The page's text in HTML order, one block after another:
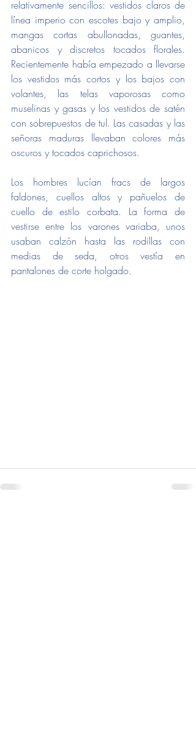
relativamente sencillos: vestidos claros de
línea imperio con escotes bajo y amplio,
mangas cortas abullonadas, guantes,
abanicos y discretos tocados florales.
Recientemente había empezado a llevarse
los vestidos más cortos y los bajos con
volantes, las telas vaporosas como
muselinas y gasas y los vestidos de satén
con sobrepuestos de tul. Las casadas y las
señoras maduras llevaban colores más
oscuros y tocados caprichosos.
Los hombres lucían fracs de largos
faldones, cuellos altos y pañuelos de
cuello de estilo corbata. La forma de
vestirse entre los varones variaba, unos
usaban calzón hasta las rodillas con
medias de seda, otros vestía en
pantalones de corte holgado.